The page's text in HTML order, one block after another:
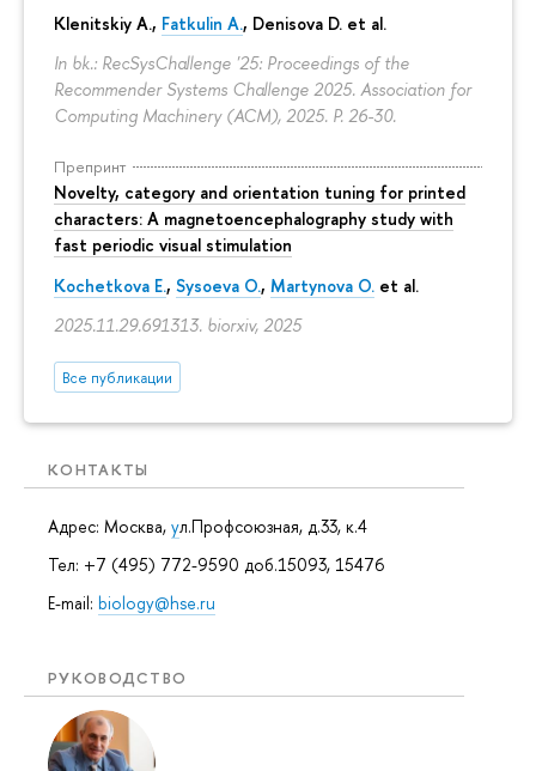
Klenitskiy A., Fatkulin A., Denisova D. et al.
In bk.: RecSysChallenge '25: Proceedings of the
Recommender Systems Challenge 2025. Association for
Computing Machinery (ACM), 2025. P. 26-30.
Препринт
Novelty, category and orientation tuning for printed
characters: A magnetoencephalography study with
fast periodic visual stimulation
Kochetkova E., Sysoeva O., Martynova O. et al.
2025.11.29.691313. biorxiv, 2025
Все публикации
КОНТАКТЫ
Адрес: Москва, ул.Профсоюзная, д.33, к.4
Тел: +7 (495) 772-9590 доб.15093, 15476
E-mail: biology@hse.ru
РУКОВОДСТВО